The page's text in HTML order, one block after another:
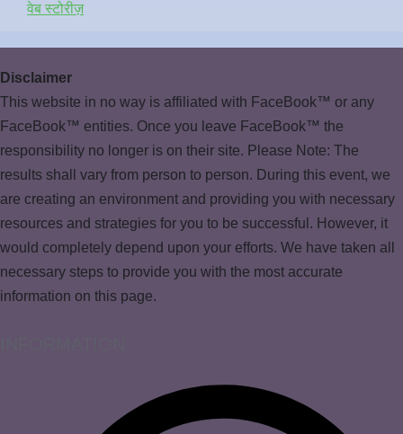
वेब स्टोरीज़
Disclaimer
This website in no way is affiliated with FaceBook™ or any
FaceBook™ entities. Once you leave FaceBook™ the
responsibility no longer is on their site. Please Note: The
results shall vary from person to person. During this event, we
are creating an environment and providing you with necessary
resources and strategies for you to be successful. However, it
would completely depend upon your efforts. We have taken all
necessary steps to provide you with the most accurate
information on this page.